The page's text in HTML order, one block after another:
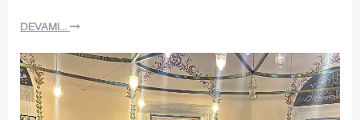
DEVAMI...